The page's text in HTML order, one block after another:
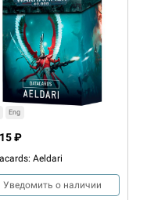
Eng
Aeldari
₽
Уведомить о наличии